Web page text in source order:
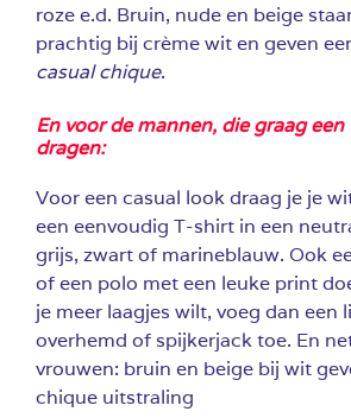
roze e.d. Bruin, nude en beige
prachtig bij crème wit en geven
casual chique.
En voor de mannen, die graag
dragen:
Voor een casual look draag je je
een eenvoudig T-shirt in een
grijs, zwart of marineblauw. Ook
of een polo met een leuke print
je meer laagjes wilt, voeg dan een
overhemd of spijkerjack toe. En
vrouwen: bruin en beige bij wit
chique uitstraling